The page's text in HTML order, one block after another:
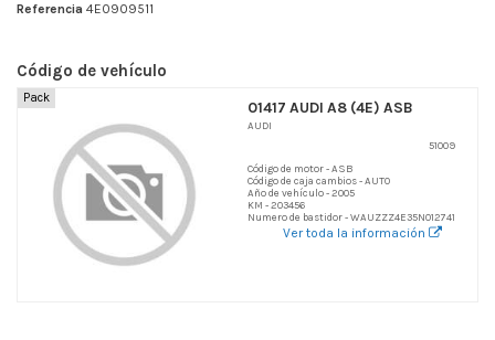
Referencia 4E0909511
Código de vehículo
Pack
01417 AUDI A8 (4E) ASB
AUDI
51009
Código de motor - ASB
Código de caja cambios - AUTO
Año de vehículo - 2005
KM - 203456
Numero de bastidor - WAUZZZ4E35N012741
Ver toda la información